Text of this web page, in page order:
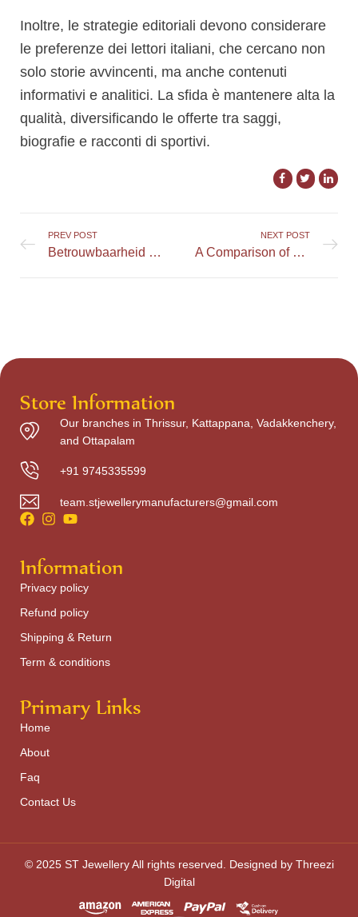
Inoltre, le strategie editoriali devono considerare
le preferenze dei lettori italiani, che cercano non
solo storie avvincenti, ma anche contenuti
informativi e analitici. La sfida è mantenere alta la
qualità, diversificando le offerte tra saggi,
biografie e racconti di sportivi.
PREV POST
Betrouwbaarheid en veiligheid bij online gokken: wat je moet weten
NEXT POST
A Comparison of 666Casino and Other Online Casinos in the UK
Store Information
Our branches in Thrissur, Kattappana, Vadakkenchery,
and Ottapalam
+91 9745335599
team.stjewellerymanufacturers@gmail.com
Information
Privacy policy
Refund policy
Shipping & Return
Term & conditions
Primary Links
Home
About
Faq
Contact Us
© 2025 ST Jewellery All rights reserved. Designed by Threezi
Digital